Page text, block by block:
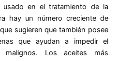
en el tratamiento de la
hay un número creciente de
sugieren que también posee
que ayudan a impedir el
malignos. Los aceites más